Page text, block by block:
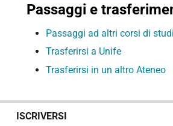
Passaggi e
Passaggi ad altri corsi di
Trasferirsi a Unife
Trasferirsi in un altro Ateneo
ISCRIVERSI